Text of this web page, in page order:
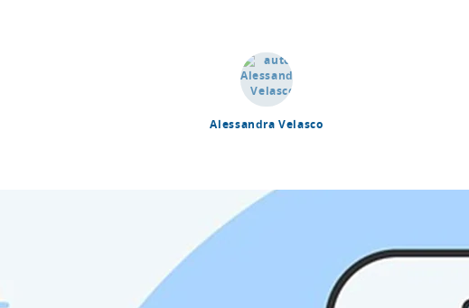
Alessandra Velasco